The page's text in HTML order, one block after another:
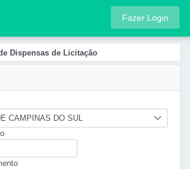
Fazer Login
Dispensas de Licitação
CAMPINAS DO SUL